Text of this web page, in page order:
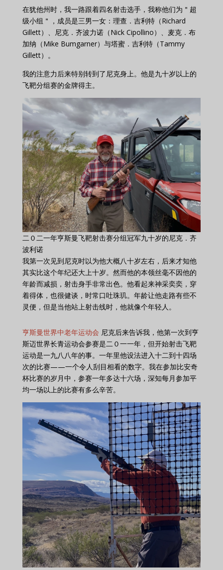
在犹他州时，我一路跟着四名射击选手，我称他们为＂超
级小组＂，成员是三男一女：理查．吉利特（Richard
Gillett）、尼克．齐波力诺（Nick Cipollino）、麦克．布
加纳（Mike Bumgarner）与塔蜜．吉利特（Tammy
Gillett）。
我的注意力后来特别转到了尼克身上。他是九十岁以上的
飞靶分组赛的金牌得主。
二０二一年亨斯曼飞靶射击赛分组冠军九十岁的尼克．齐
波利诺
我第一次见到尼克时以为他大概八十岁左右，后来才知他
其实比这个年纪还大上十岁。然而他的本领丝毫不因他的
年龄而减损，射击身手非常出色。他看起来神采奕奕，穿
着得体，也很健谈，时常口吐珠玑。年龄让他走路有些不
灵便，但是当他站上射击线时，他就像个年轻人。
亨斯曼世界中老年运动会 尼克后来告诉我，他第一次到亨
斯迈世界长青运动会参赛是二０一一年，但开始射击飞靶
运动是一九八八年的事。一年里他设法进入十二到十四场
次的比赛——一个令人刮目相看的数字。我在参加比安奇
杯比赛的岁月中，参赛一年多达十六场，深知每月参加平
均一场以上的比赛有多么辛苦。